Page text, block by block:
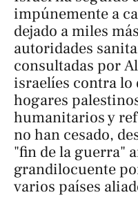
impúnemente a
dejado a miles
autoridades
consultadas por
israelíes contra lo
hogares
humanitarios y
no han cesado,
"fin de la guerra"
grandilocuente
varios países